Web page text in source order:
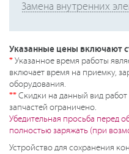
Замена внутренних
Указанные цены включают
*Указанное время работы
включает время на приемку,
оборудования.
**Скидки на данный вид
запчастей ограничено.
Убедительная просьба перед
полностью заряжать (при
Устройство для сохранения